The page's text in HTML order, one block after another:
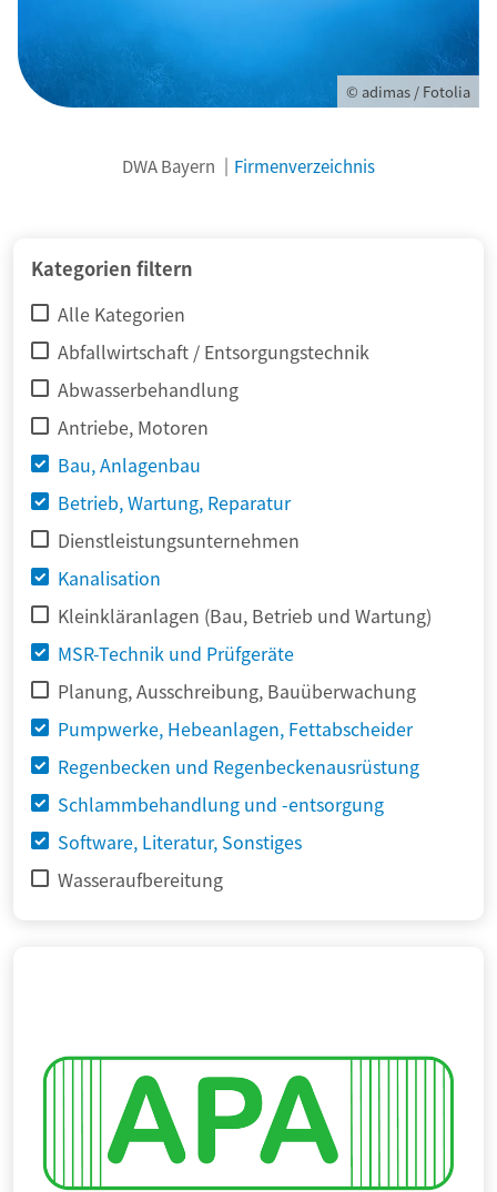
© adimas / Fotolia
DWA Bayern Firmenverzeichnis
Kategorien filtern
Alle Kategorien
Abfallwirtschaft / Entsorgungstechnik
Abwasserbehandlung
Antriebe, Motoren
Bau, Anlagenbau
Betrieb, Wartung, Reparatur
Dienstleistungsunternehmen
Kanalisation
Kleinkläranlagen (Bau, Betrieb und Wartung)
MSR-Technik und Prüfgeräte
Planung, Ausschreibung, Bauüberwachung
Pumpwerke, Hebeanlagen, Fettabscheider
Regenbecken und Regenbeckenausrüstung
Schlammbehandlung und -entsorgung
Software, Literatur, Sonstiges
Wasseraufbereitung